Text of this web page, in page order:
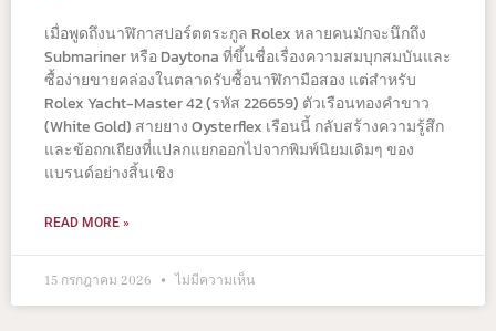
เมื่อพูดถึงนาฬิกาสปอร์ตตระกูล Rolex หลายคนมักจะนึกถึง
Submariner หรือ Daytona ที่ขึ้นชื่อเรื่องความสมบุกสมบันและ
ซื้อง่ายขายคล่องในตลาดรับซื้อนาฬิกามือสอง แต่สำหรับ
Rolex Yacht-Master 42 (รหัส 226659) ตัวเรือนทองคำขาว
(White Gold) สายยาง Oysterflex เรือนนี้ กลับสร้างความรู้สึก
และข้อถกเถียงที่แปลกแยกออกไปจากพิมพ์นิยมเดิมๆ ของ
แบรนด์อย่างสิ้นเชิง
READ MORE »
15 กรกฎาคม 2026 ไม่มีความเห็น